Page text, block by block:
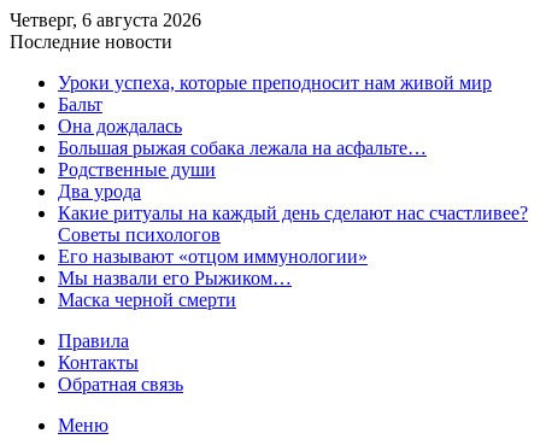
Четверг, 6 августа 2026
Последние новости
​Уроки успеха, которые преподносит нам живой мир
Бальт
Она дождалась
Большая рыжая собака лежала на асфальте…
Родственные души
Два урода
Какие ритуалы на каждый день сделают нас счастливее?
Советы психологов
Его называют «отцом иммунологии»
Мы назвали его Рыжиком…
Маска черной смерти
Правила
Контакты
Обратная связь
Меню